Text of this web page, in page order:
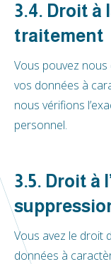
3.4. Droit à
traitement
Vous pouvez
vos données à
nous vérifions
personnel.
3.5. Droit à
Vous avez le droit
données à